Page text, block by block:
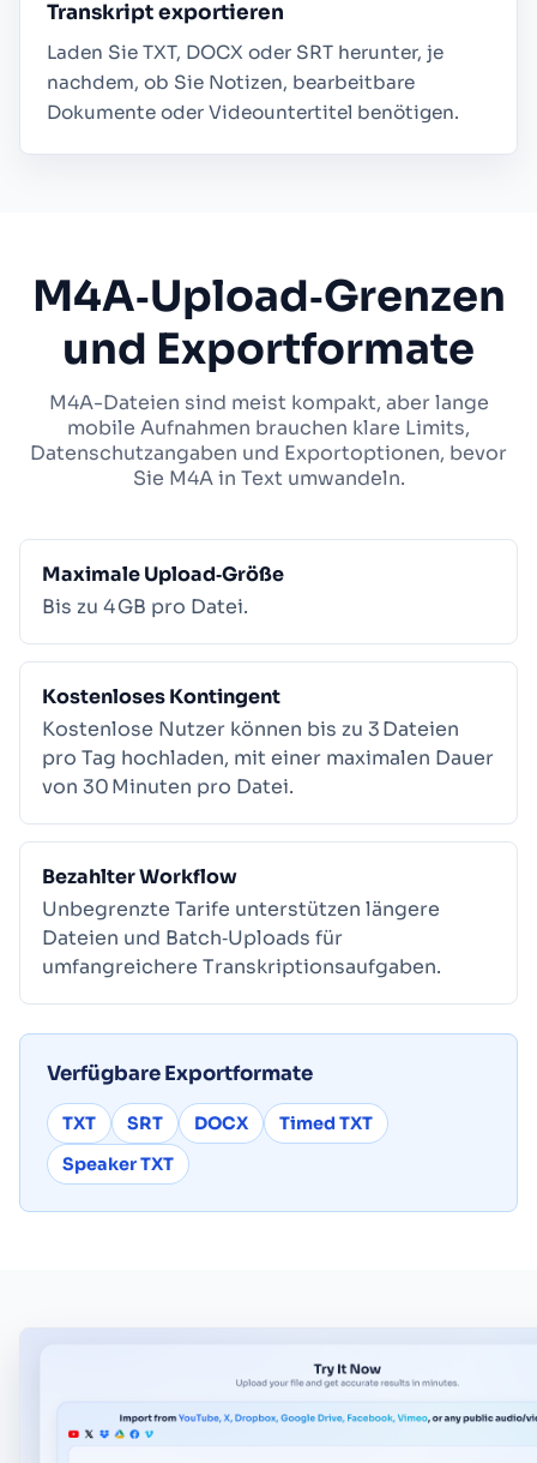
Transkript exportieren
Laden Sie TXT, DOCX oder SRT herunter, je
nachdem, ob Sie Notizen, bearbeitbare
Dokumente oder Videountertitel benötigen.
M4A‑Upload‑Grenzen
und Exportformate
M4A-Dateien sind meist kompakt, aber lange
mobile Aufnahmen brauchen klare Limits,
Datenschutzangaben und Exportoptionen, bevor
Sie M4A in Text umwandeln.
Maximale Upload‑Größe
Bis zu 4 GB pro Datei.
Kostenloses Kontingent
Kostenlose Nutzer können bis zu 3 Dateien
pro Tag hochladen, mit einer maximalen Dauer
von 30 Minuten pro Datei.
Bezahlter Workflow
Unbegrenzte Tarife unterstützen längere
Dateien und Batch‑Uploads für
umfangreichere Transkriptionsaufgaben.
Verfügbare Exportformate
TXT SRT DOCX
Timed TXT
Speaker TXT